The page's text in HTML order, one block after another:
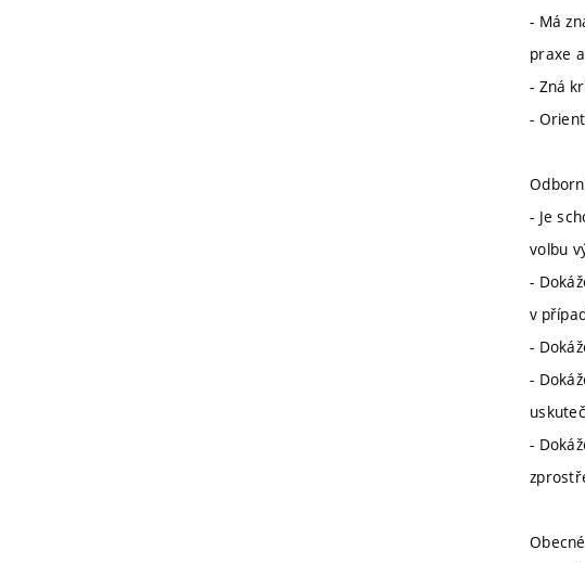
- Má
praxe
- Zná
-
- Je
volbu
-
v
-
-
-